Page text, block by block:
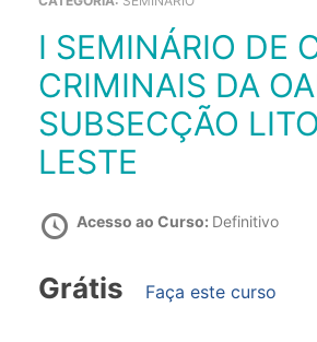
I SEMINÁRIO DE CIÊNCIAS
CRIMINAIS DA
SUBSECÇÃO
LESTE
Acesso ao Curso: Definitivo
Grátis Faça este curso